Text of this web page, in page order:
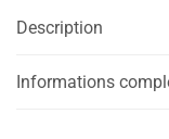
Bleu
Description
Informations